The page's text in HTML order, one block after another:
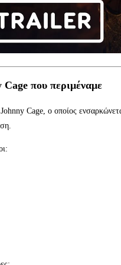
που περιμέναμε
Cage, ο οποίος